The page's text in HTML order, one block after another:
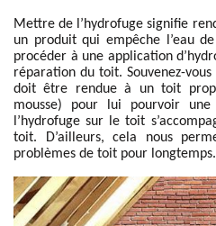
Mettre de l’hydrofuge signifie
un produit qui empêche l’eau
procéder à une application
réparation du toit. Souvenez-
doit être rendue à un toit
mousse) pour lui pourvoir
l’hydrofuge sur le toit
toit. D’ailleurs, cela nous
problèmes de toit pour longtemps.